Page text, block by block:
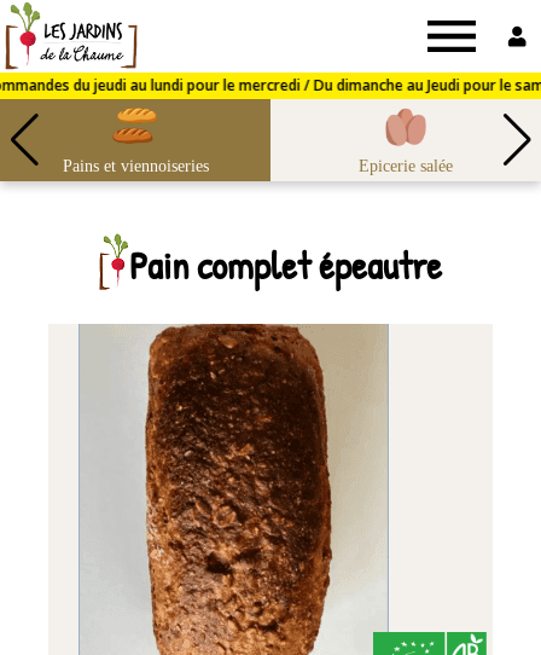
de
la
Chaume
Pains et viennoiseries Epicerie salée
Pain complet épeautre